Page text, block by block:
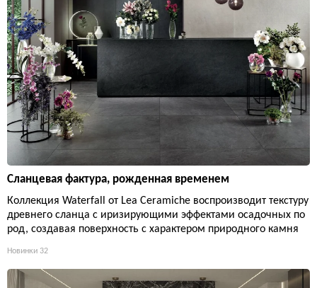
Сланцевая фактура, рожденная временем
Коллекция Waterfall от Lea Ceramiche воспроизводит текстуру
древнего сланца с иризирующими эффектами осадочных по
род, создавая поверхность с характером природного камня
Новинки 32